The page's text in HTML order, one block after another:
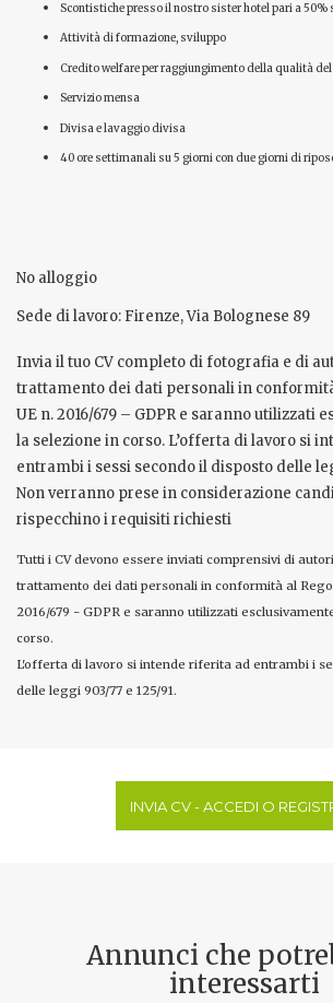
Scontistiche presso il nostro sister hotel pari a
Attività di formazione, sviluppo
Credito welfare per raggiungimento della qualità
Servizio mensa
Divisa e lavaggio divisa
40 ore settimanali su 5 giorni con due giorni di
No alloggio
Sede di lavoro: Firenze, Via Bolognese 89
Invia il tuo CV completo di fotografia e di
trattamento dei dati personali in
UE n. 2016/679 – GDPR e saranno utilizzati
la selezione in corso. L’offerta di lavoro si
entrambi i sessi secondo il disposto delle
Non verranno prese in considerazione
rispecchino i requisiti richiesti
Tutti i CV devono essere inviati comprensivi di
trattamento dei dati personali in conformità al
2016/679 - GDPR e saranno utilizzati
corso.
L'offerta di lavoro si intende riferita ad entrambi i
delle leggi 903/77 e 125/91.
INVIA CV - ACCEDI O
Annunci che
interessarti